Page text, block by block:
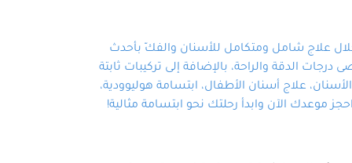
علاج شامل ومتكامل للأسنان والفكّ بأحدث
الدقة والراحة، بالإضافة إلى تركيبات ثابتة
علاج أسنان الأطفال، ابتسامة هوليوودية،
موعدك الآن وابدأ رحلتك نحو ابتسامة مثالية!